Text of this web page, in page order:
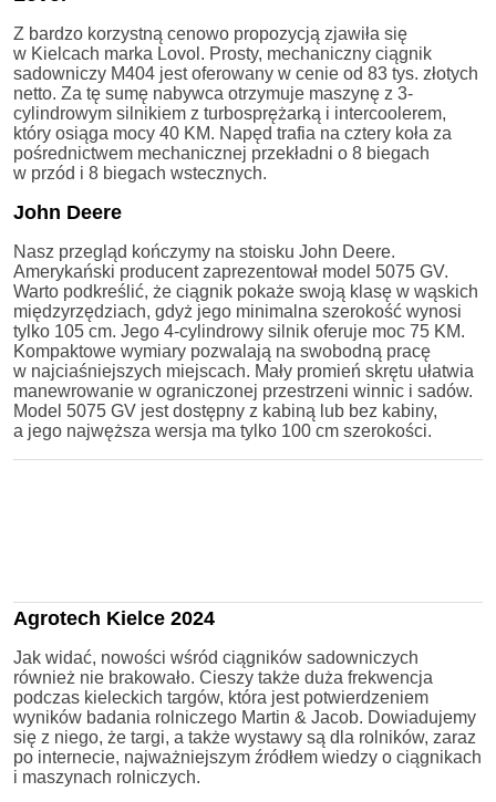
Z bardzo korzystną cenowo propozycją zjawiła się
w Kielcach marka Lovol. Prosty, mechaniczny ciągnik
sadowniczy M404 jest oferowany w cenie od 83 tys. złotych
netto. Za tę sumę nabywca otrzymuje maszynę z 3-
cylindrowym silnikiem z turbosprężarką i intercoolerem,
który osiąga mocy 40 KM. Napęd trafia na cztery koła za
pośrednictwem mechanicznej przekładni o 8 biegach
w przód i 8 biegach wstecznych.
John Deere
Nasz przegląd kończymy na stoisku John Deere.
Amerykański producent zaprezentował model 5075 GV.
Warto podkreślić, że ciągnik pokaże swoją klasę w wąskich
międzyrzędziach, gdyż jego minimalna szerokość wynosi
tylko 105 cm. Jego 4-cylindrowy silnik oferuje moc 75 KM.
Kompaktowe wymiary pozwalają na swobodną pracę
w najciaśniejszych miejscach. Mały promień skrętu ułatwia
manewrowanie w ograniczonej przestrzeni winnic i sadów.
Model 5075 GV jest dostępny z kabiną lub bez kabiny,
a jego najwęższa wersja ma tylko 100 cm szerokości.
Agrotech Kielce 2024
Jak widać, nowości wśród ciągników sadowniczych
również nie brakowało. Cieszy także duża frekwencja
podczas kieleckich targów, która jest potwierdzeniem
wyników badania rolniczego Martin & Jacob. Dowiadujemy
się z niego, że targi, a także wystawy są dla rolników, zaraz
po internecie, najważniejszym źródłem wiedzy o ciągnikach
i maszynach rolniczych.